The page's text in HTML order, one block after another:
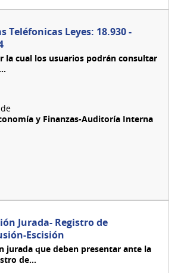
Teléfonicas Leyes: 18.930 -
la cual los usuarios podrán consultar
y Finanzas-Auditoría Interna
Jurada- Registro de
Escisión
jurada que deben presentar ante la
de...